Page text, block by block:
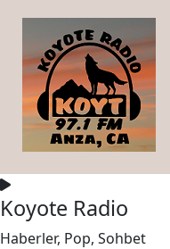
Koyote Radio
Haberler, Pop, Sohbet